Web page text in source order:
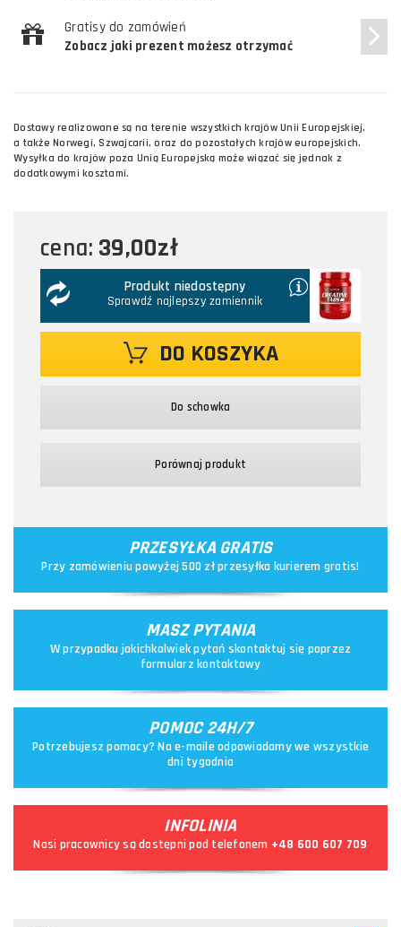
Gratisy do zamówień
Zobacz jaki prezent możesz otrzymać
Dostawy realizowane są na terenie wszystkich krajów Unii Europejskiej,
a także Norwegi, Szwajcarii, oraz do pozostałych krajów europejskich.
Wysyłka do krajów poza Unią Europejską może wiązać się jednak z
dodatkowymi kosztami.
cena: 39,00zł
Produkt niedostępny
Sprawdź najlepszy zamiennik
DO KOSZYKA
Do schowka
Porównaj produkt
PRZESYŁKA GRATIS
Przy zamówieniu powyżej 500 zł przesyłka kurierem gratis!
MASZ PYTANIA
W przypadku jakichkolwiek pytań skontaktuj się poprzez
formularz kontaktowy
POMOC 24H/7
Potrzebujesz pomocy? Na e-maile odpowiadamy we wszystkie
dni tygodnia
INFOLINIA
Nasi pracownicy są dostępni pod telefonem +48 600 607 709